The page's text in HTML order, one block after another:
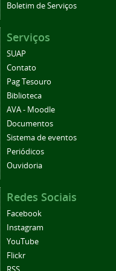
Boletim de Serviços
Serviços
SUAP
Contato
Pag Tesouro
Biblioteca
AVA - Moodle
Documentos
Sistema de eventos
Periódicos
Ouvidoria
Redes Sociais
Facebook
Instagram
YouTube
Flickr